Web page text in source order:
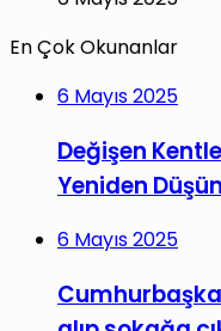
En Çok Okunanlar
6 Mayıs 2025
Değişen
Yeniden
6 Mayıs 2025